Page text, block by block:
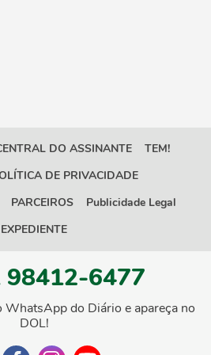
DO ASSINANTE
TEM!
DE PRIVACIDADE
PARCEIROS
Publicidade Legal
EXPEDIENTE
98412-6477
WhatsApp do Diário e apareça no
DOL!